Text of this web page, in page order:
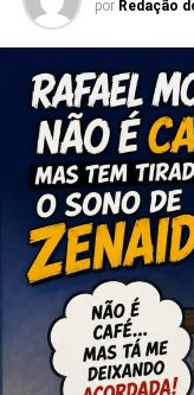
por Redação